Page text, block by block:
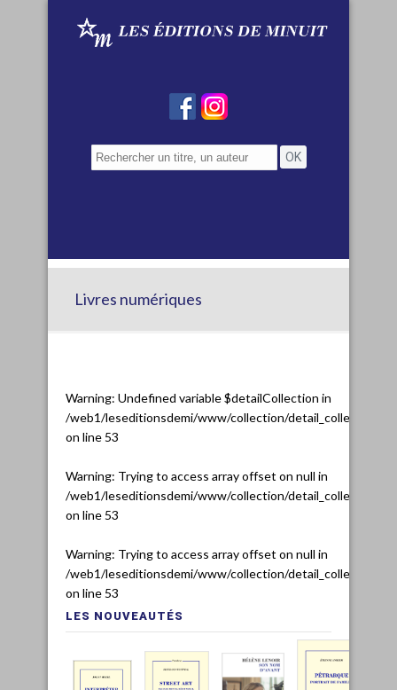
Livres numériques
Warning: Undefined variable $detailCollection in
/web1/leseditionsdemi/www/collection/
on line 53
Warning: Trying to access array offset on null in
/web1/leseditionsdemi/www/collection/
on line 53
Warning: Trying to access array offset on null in
/web1/leseditionsdemi/www/collection/
on line 53
LES NOUVEAUTÉS